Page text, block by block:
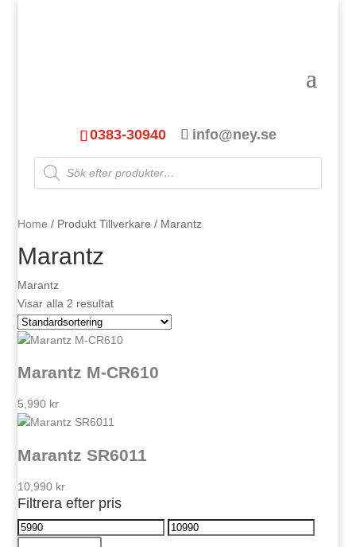
0383-30940 info@ney.se
Products
search
Home / Produkt Tillverkare / Marantz
Marantz
Marantz
Visar alla 2 resultat
Marantz M-CR610
5,990 kr
Marantz SR6011
10,990 kr
Filtrera efter pris
Min
Max